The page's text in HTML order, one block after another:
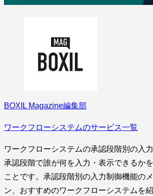
BOXIL Magazine編集部
ワークフローシステムのサービス一覧
ワークフローシステムの承認段階別の入
承認段階で誰が何を入力・表示できるか
ことです。承認段階別の入力制御機能の
ン、おすすめのワークフローシステムを紹